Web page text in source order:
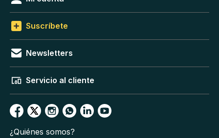
Suscríbete
Newsletters
Servicio al cliente
¿Quiénes somos?